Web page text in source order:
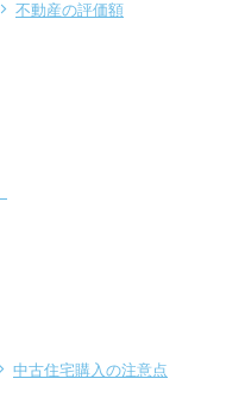
不動産の評価額
中古住宅購入の注意点